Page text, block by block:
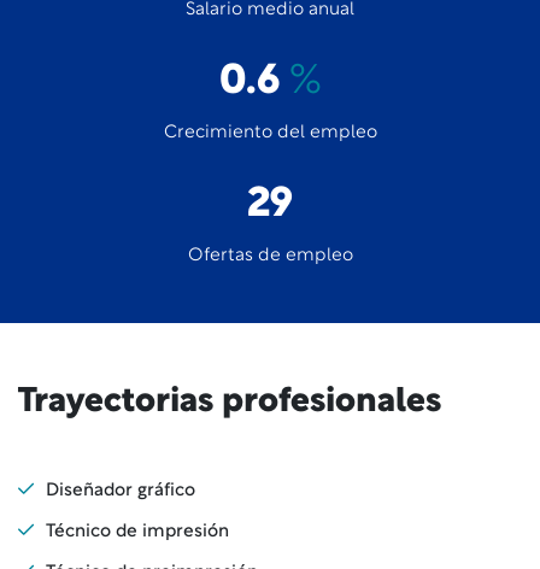
Salario medio anual
0.6 %
Crecimiento del empleo
29
Ofertas de empleo
Trayectorias profesionales
Diseñador gráfico
Técnico de impresión